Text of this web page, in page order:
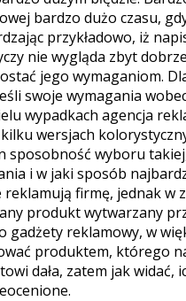
bardzo dużo czasu,
przykładowo, iż
nie wygląda zbyt
jego wymaganiom.
swoje wymagania
wypadkach agencja
wersjach
sposobność wyboru
i w jaki sposób
firmę, jednak w
produkt wytwarzany
gadżety reklamowy, w
produktem, którego
dała, zatem jak widać,